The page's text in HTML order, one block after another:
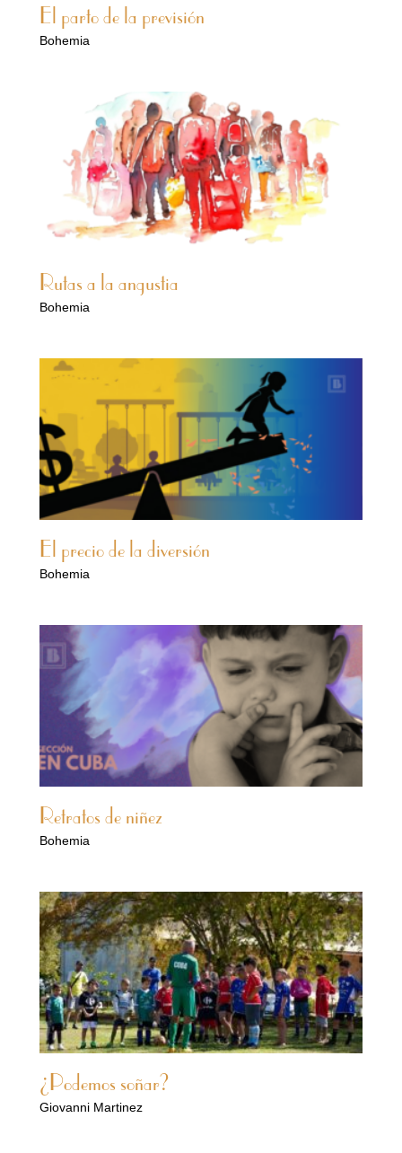
El parto de la previsión
Bohemia
Rutas a la angustia
Bohemia
El precio de la diversión
Bohemia
Retratos de niñez
Bohemia
¿Podemos soñar?
Giovanni Martinez